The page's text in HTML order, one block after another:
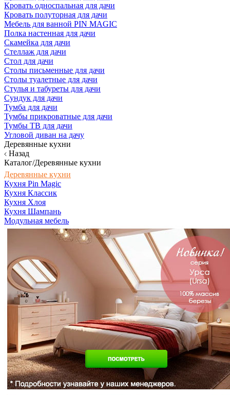
Кровать односпальная для дачи
Кровать полуторная для дачи
Мебель для ванной PIN MAGIC
Полка настенная для дачи
Скамейка для дачи
Стеллаж для дачи
Стол для дачи
Столы письменные для дачи
Столы туалетные для дачи
Стулья и табуреты для дачи
Сундук для дачи
Тумба для дачи
Тумбы прикроватные для дачи
Тумбы ТВ для дачи
Угловой диван на дачу
Деревянные кухни
Назад
Каталог/Деревянные кухни
Деревянные кухни
Кухня Pin Magic
Кухня Классик
Кухня Хлоя
Кухня Шампань
Модульная мебель